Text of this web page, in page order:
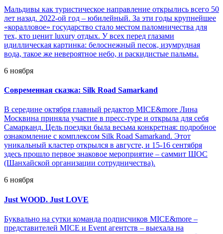
Мальдивы как туристическое направление открылись всего 50
лет назад. 2022-ой год – юбилейный. За эти годы крупнейшее
«коралловое» государство стало местом паломничества для
тех, кто ценит luxury отдых. У всех перед глазами
идиллическая картинка: белоснежный песок, изумрудная
вода, такое же невероятное небо, и раскидистые пальмы.
6 ноября
Современная сказка: Silk Road Samarkand
В середине октября главный редактор MICE&more Лина
Москвина приняла участие в пресс-туре и открыла для себя
Самарканд. Цель поездки была весьма конкретная: подробное
ознакомление с комплексом Silk Road Samarkand. Этот
уникальный кластер открылся в августе, и 15-16 сентября
здесь прошло первое знаковое мероприятие – саммит ШОС
(Шанхайской организации сотрудничества).
6 ноября
Just WOOD. Just LOVE
Буквально на сутки команда подписчиков MICE&more –
представителей MICE и Event агентств – выехала на